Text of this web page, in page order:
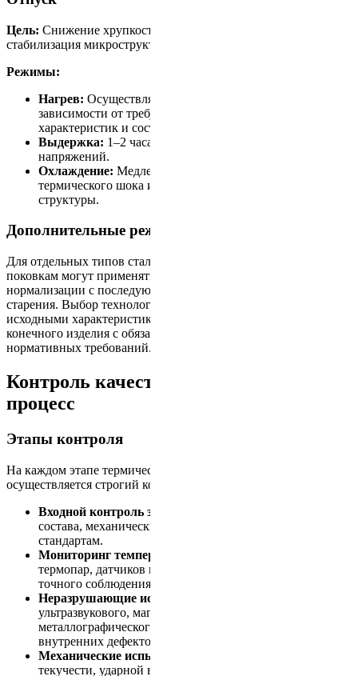
Цель: Снижение хрупкости, восстановление пластичности и
стабилизация микроструктуры после закалки.
Режимы:
Нагрев: Осуществляется при температуре 150–300 °C в
зависимости от требуемых эксплуатационных
характеристик и состава стали.
Выдержка: 1–2 часа для полного снятия остаточных
напряжений.
Охлаждение: Медленное охлаждение для избежания
термического шока и сохранения равномерности
структуры.
Дополнительные режимы обработки
Для отдельных типов стали и специфических требований к
поковкам могут применяться комбинированные режимы
нормализации с последующим отпуском или ускоренного
старения. Выбор технологического цикла определяется
исходными характеристиками материала и назначением
конечного изделия с обязательным соблюдением
нормативных требований.
Контроль качества и технологический
процесс
Этапы контроля
На каждом этапе термической обработки поковок
осуществляется строгий контроль:
Входной контроль заготовок:
состава, механических свойств и соответствия
стандартам.
Мониторинг температурных режимов:
термопар, датчиков и автоматизированных систем для
точного соблюдения заданных режимов.
Неразрушающие испытания:
ультразвукового, магнитного контроля и
металлографического анализа для выявления
внутренних дефектов.
Механические испытания:
текучести, ударной вязкости и относительного